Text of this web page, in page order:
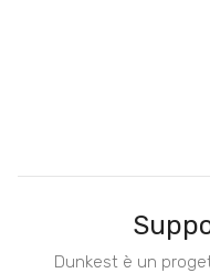
Dunkest è un